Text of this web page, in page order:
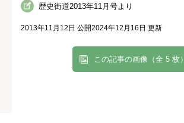
歴史街道2013年11月号より
2013年11月12日 公開2024年12月16日 更新
この記事の画像（全 5 枚）